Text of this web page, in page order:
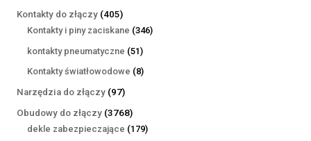
Kontakty do złączy 405405
produktów
Kontakty i piny zaciskane 346346
kontakty pneumatyczne 5151
produktów
Kontakty światłowodowe 88
Narzędzia do złączy 9797
produktów
Obudowy do złączy 37683768
produktów
dekle zabezpieczające 179179